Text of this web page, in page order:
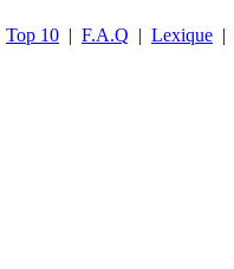
Top 10 | F.A.Q | Lexique |